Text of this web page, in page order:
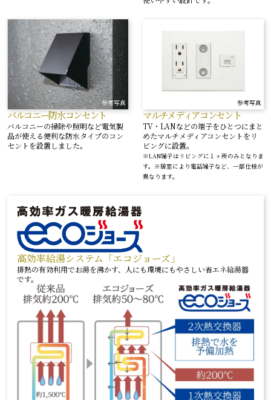
参考写真
バルコニー防水コンセント
バルコニーの掃除や照明など電気製
品が使える便利な防水タイプのコン
セントを設置しました。
参考写真
マルチメディアコンセント
TV・LANなどの端子をひとつにまと
めたマルチメディアコンセントをリ
ビングに設置。
※LAN端子はリビングに１ヶ所のみとなりま
す。※居室により電話端子など、一部仕様が
異なります。
高効率給湯システム「エコジョーズ」
排熱の有効利用でお湯を沸かす、人にも環境にもやさしい省エネ給湯器
です。